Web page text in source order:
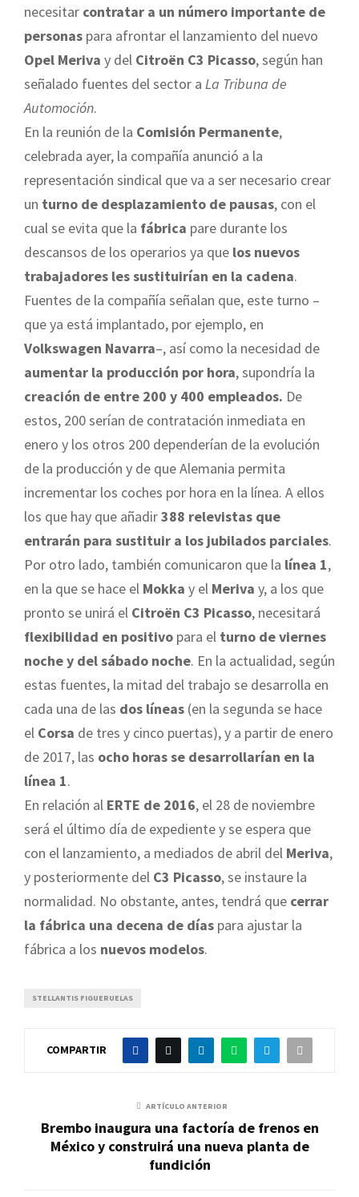
necesitar contratar a un número importante de
personas para afrontar el lanzamiento del nuevo
Opel Meriva y del Citroën C3 Picasso, según han
señalado fuentes del sector a La Tribuna de
Automoción.
En la reunión de la Comisión Permanente,
celebrada ayer, la compañía anunció a la
representación sindical que va a ser necesario crear
un turno de desplazamiento de pausas, con el
cual se evita que la fábrica pare durante los
descansos de los operarios ya que los nuevos
trabajadores les sustituirían en la cadena.
Fuentes de la compañía señalan que, este turno –
que ya está implantado, por ejemplo, en
Volkswagen Navarra–, así como la necesidad de
aumentar la producción por hora, supondría la
creación de entre 200 y 400 empleados. De
estos, 200 serían de contratación inmediata en
enero y los otros 200 dependerían de la evolución
de la producción y de que Alemania permita
incrementar los coches por hora en la línea. A ellos
los que hay que añadir388 relevistas que
entrarán para sustituir a los jubilados parciales.
Por otro lado, también comunicaron que la línea 1,
en la que se hace el Mokka y el Meriva y, a los que
pronto se unirá el Citroën C3 Picasso, necesitará
flexibilidad en positivo para el turno de viernes
noche y del sábado noche. En la actualidad, según
estas fuentes, la mitad del trabajo se desarrolla en
cada una de las dos líneas (en la segunda se hace
el Corsa de tres y cinco puertas), y a partir de enero
de 2017, las ocho horas se desarrollarían en la
línea 1.
En relación al ERTE de 2016, el 28 de noviembre
será el último día de expediente y se espera que
con el lanzamiento, a mediados de abril del Meriva,
y posteriormente del C3 Picasso, se instaure la
normalidad. No obstante, antes, tendrá que cerrar
la fábrica una decena de días para ajustar la
fábrica a los nuevos modelos.
STELLANTIS FIGUERUELAS
COMPARTIR
ARTÍCULO ANTERIOR
Brembo inaugura una factoría de frenos en
México y construirá una nueva planta de
fundición